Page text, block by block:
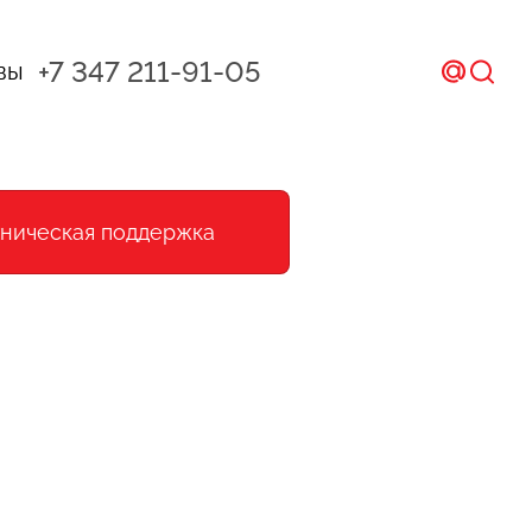
+7 347 211-91-05
поддержка